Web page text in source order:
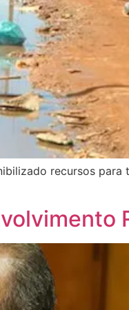
recursos